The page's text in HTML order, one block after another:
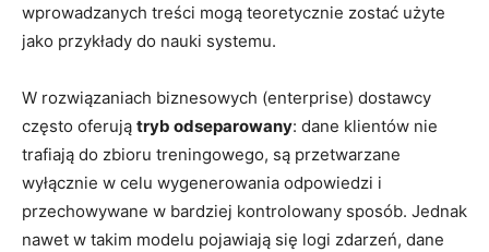
wprowadzanych treści mogą teoretycznie zostać użyte
jako przykłady do nauki systemu.
W rozwiązaniach biznesowych (enterprise) dostawcy
często oferują tryb odseparowany: dane klientów nie
trafiają do zbioru treningowego, są przetwarzane
wyłącznie w celu wygenerowania odpowiedzi i
przechowywane w bardziej kontrolowany sposób. Jednak
nawet w takim modelu pojawiają się logi zdarzeń, dane